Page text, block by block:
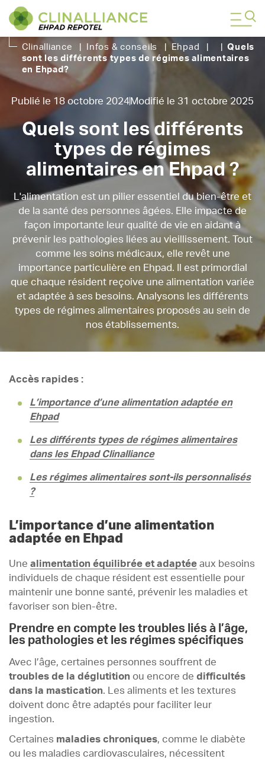
Clinalliance Infos & conseils Ehpad
Quels
sont les différents types de régimes alimentaires
en Ehpad ?
Publié le 18 octobre 2024Modifié le 31 octobre 2025
Quels sont les différents
types de régimes
alimentaires en Ehpad ?
L'alimentation est un pilier essentiel du bien-être et
de la santé des personnes âgées. Elle impacte de
façon importante leur qualité de vie en aidant à
prévenir les pathologies liées au vieillissement. Tout
comme les soins médicaux, elle revêt une
importance particulière en Ehpad. Il est primordial
que chaque résident reçoive une alimentation variée
et adaptée à ses besoins. Analysons les différents
types de régimes alimentaires proposés au sein de
nos établissements.
Accès rapides :
L’importance d’une alimentation adaptée en
Ehpad
Les différents types de régimes alimentaires
dans les Ehpad Clinalliance
Les régimes alimentaires sont-ils personnalisés
?
L’importance d’une alimentation
adaptée en Ehpad
Une alimentation équilibrée et adaptée aux besoins
individuels de chaque résident est essentielle pour
maintenir une bonne santé, prévenir les maladies et
favoriser son bien-être.
Prendre en compte les troubles liés à l’âge,
les pathologies et les régimes spécifiques
Avec l’âge, certaines personnes souffrent de
troubles de la déglutition ou encore de difficultés
dans la mastication. Les aliments et les textures
doivent donc être adaptés pour faciliter leur
ingestion.
Certaines maladies chroniques, comme le diabète
ou les maladies cardiovasculaires, nécessitent